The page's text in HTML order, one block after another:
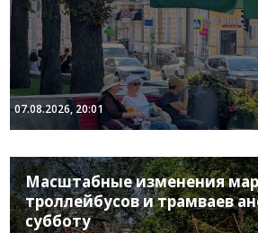
07.08.2026, 20:01
Масштабные изменения
троллейбусов и трамваев
субботу